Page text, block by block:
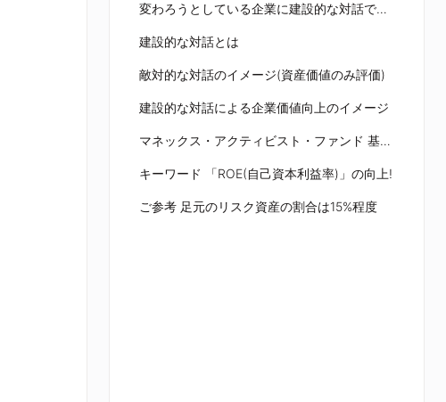
変わろうとしている企業に建設的な対話で変革のお手伝い
建設的な対話とは
敵対的な対話のイメージ(資産価値のみ評価)
建設的な対話による企業価値向上のイメージ
マネックス・アクティビスト・ファンド 基準価額と純資産総額の推移
キーワード 「ROE(自己資本利益率)」の向上!
ご参考 足元のリスク資産の割合は15%程度